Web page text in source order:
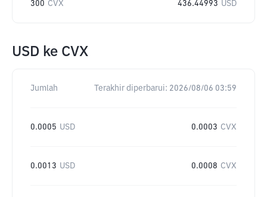
300 CVX 436.44993 USD
USD ke CVX
Jumlah Terakhir diperbarui: 2026/08/06 03:59
0.0005 USD 0.0003 CVX
0.0013 USD 0.0008 CVX